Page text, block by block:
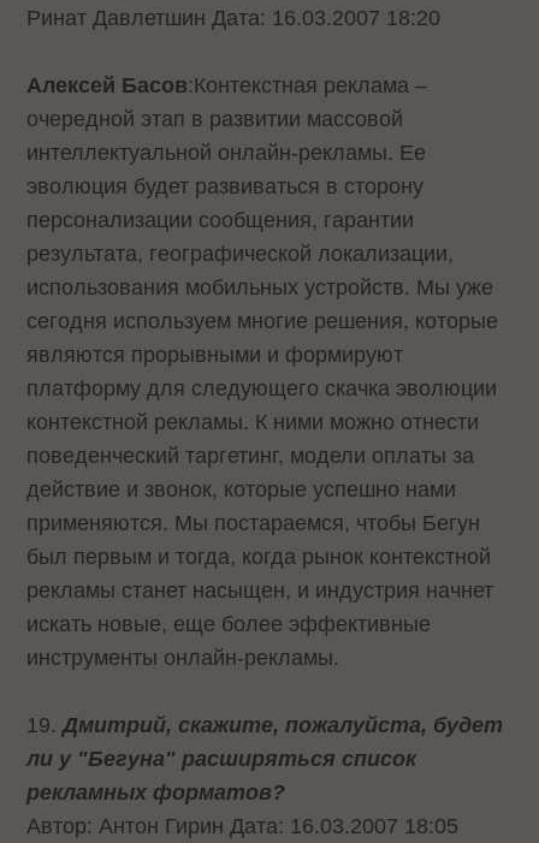
Ринат Давлетшин Дата: 16.03.2007 18:20
Алексей Басов:Контекстная реклама –
очередной этап в развитии массовой
интеллектуальной онлайн-рекламы. Ее
эволюция будет развиваться в сторону
персонализации сообщения, гарантии
результата, географической локализации,
использования мобильных устройств. Мы уже
сегодня используем многие решения, которые
являются прорывными и формируют
платформу для следующего скачка эволюции
контекстной рекламы. К ними можно отнести
поведенческий таргетинг, модели оплаты за
действие и звонок, которые успешно нами
применяются. Мы постараемся, чтобы Бегун
был первым и тогда, когда рынок контекстной
рекламы станет насыщен, и индустрия начнет
искать новые, еще более эффективные
инструменты онлайн-рекламы.
19.Дмитрий, скажите, пожалуйста, будет
ли у "Бегуна" расширяться список
рекламных форматов?
Автор: Антон Гирин Дата: 16.03.2007 18:05